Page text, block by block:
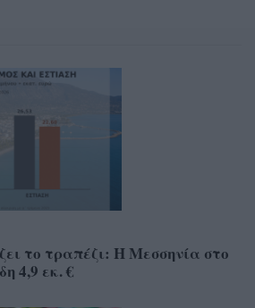
το τραπέζι: Η Μεσσηνία στο
4,9 εκ. €